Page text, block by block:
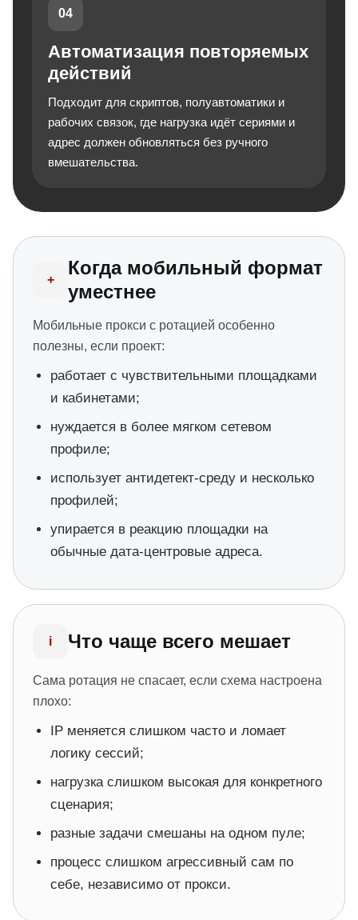
04
Автоматизация повторяемых
действий
Подходит для скриптов, полуавтоматики и
рабочих связок, где нагрузка идёт сериями и
адрес должен обновляться без ручного
вмешательства.
+
Когда мобильный формат
уместнее
Мобильные прокси с ротацией особенно
полезны, если проект:
работает с чувствительными площадками
и кабинетами;
нуждается в более мягком сетевом
профиле;
использует антидетект-среду и несколько
профилей;
упирается в реакцию площадки на
обычные дата-центровые адреса.
i Что чаще всего мешает
Сама ротация не спасает, если схема настроена
плохо:
IP меняется слишком часто и ломает
логику сессий;
нагрузка слишком высокая для конкретного
сценария;
разные задачи смешаны на одном пуле;
процесс слишком агрессивный сам по
себе, независимо от прокси.
Полезные